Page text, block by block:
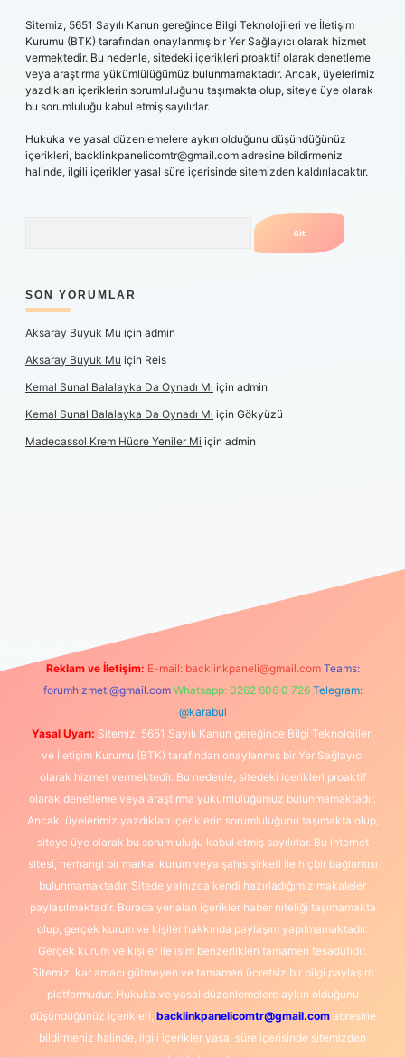
Sitemiz, 5651 Sayılı Kanun gereğince Bilgi Teknolojileri ve İletişim
Kurumu (BTK) tarafından onaylanmış bir Yer Sağlayıcı olarak hizmet
vermektedir. Bu nedenle, sitedeki içerikleri proaktif olarak denetleme
veya araştırma yükümlülüğümüz bulunmamaktadır. Ancak, üyelerimiz
yazdıkları içeriklerin sorumluluğunu taşımakta olup, siteye üye olarak
bu sorumluluğu kabul etmiş sayılırlar.
Hukuka ve yasal düzenlemelere aykırı olduğunu düşündüğünüz
içerikleri, backlinkpanelicomtr@gmail.com adresine bildirmeniz
halinde, ilgili içerikler yasal süre içerisinde sitemizden kaldırılacaktır.
SON YORUMLAR
Aksaray Buyuk Mu için admin
Aksaray Buyuk Mu için Reis
Kemal Sunal Balalayka Da Oynadı Mı için admin
Kemal Sunal Balalayka Da Oynadı Mı için Gökyüzü
Madecassol Krem Hücre Yeniler Mi için admin
Reklam ve İletişim: E-mail: backlinkpaneli@gmail.com Teams:
forumhizmeti@gmail.com Whatsapp: 0262 606 0 726 Telegram:
@karabul
Yasal Uyarı: Sitemiz, 5651 Sayılı Kanun gereğince Bilgi Teknolojileri
ve İletişim Kurumu (BTK) tarafından onaylanmış bir Yer Sağlayıcı
olarak hizmet vermektedir. Bu nedenle, sitedeki içerikleri proaktif
olarak denetleme veya araştırma yükümlülüğümüz bulunmamaktadır.
Ancak, üyelerimiz yazdıkları içeriklerin sorumluluğunu taşımakta olup,
siteye üye olarak bu sorumluluğu kabul etmiş sayılırlar. Bu internet
sitesi, herhangi bir marka, kurum veya şahıs şirketi ile hiçbir bağlantısı
bulunmamaktadır. Sitede yalnızca kendi hazırladığımız makaleler
paylaşılmaktadır. Burada yer alan içerikler haber niteliği taşımamakta
olup, gerçek kurum ve kişiler hakkında paylaşım yapılmamaktadır.
Gerçek kurum ve kişiler ile isim benzerlikleri tamamen tesadüfidir.
Sitemiz, kar amacı gütmeyen ve tamamen ücretsiz bir bilgi paylaşım
platformudur. Hukuka ve yasal düzenlemelere aykırı olduğunu
düşündüğünüz içerikleri, backlinkpanelicomtr@gmail.comadresine
bildirmeniz halinde, ilgili içerikler yasal süre içerisinde sitemizden